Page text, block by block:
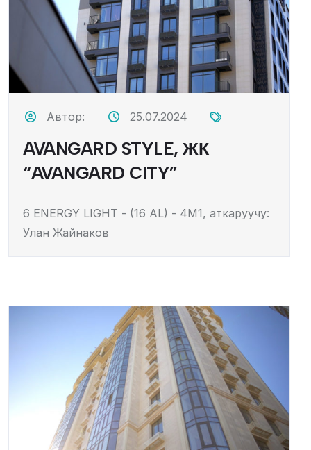
Автор: 25.07.2024
AVANGARD STYLE, ЖК
“AVANGARD CITY”
6 ENERGY LIGHT - (16 AL) - 4M1, аткаруучу:
Улан Жайнаков